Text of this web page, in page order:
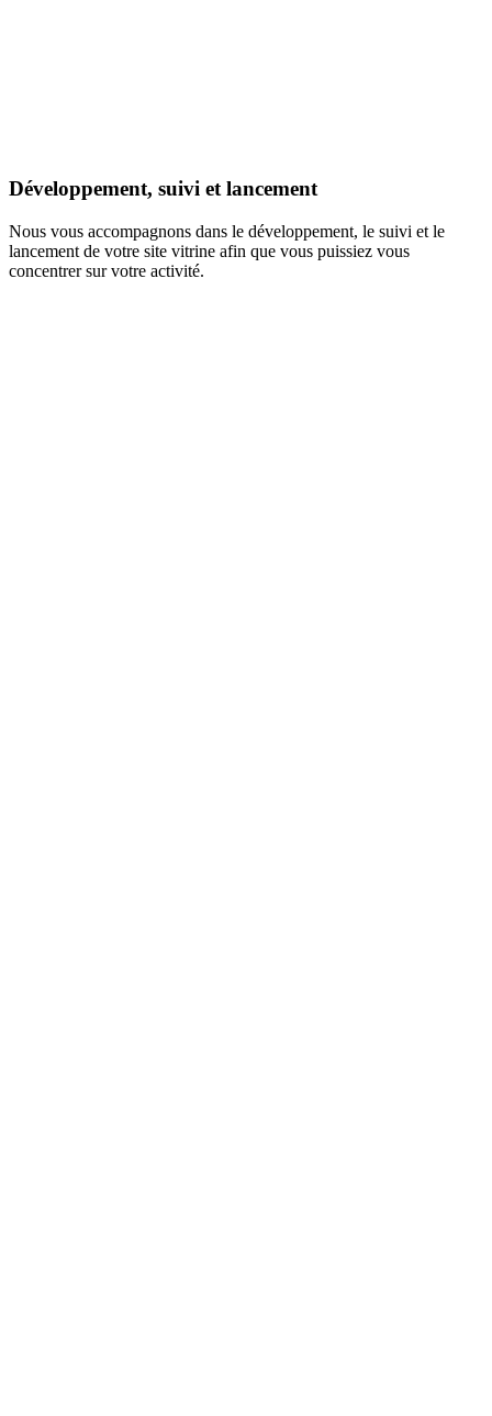
Développement, suivi et lancement
Nous vous accompagnons dans le développement, le suivi et le
lancement de votre site vitrine afin que vous puissiez vous
concentrer sur votre activité.